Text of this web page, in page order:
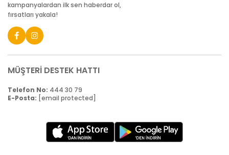
kampanyalardan ilk sen haberdar ol,
fırsatları yakala!
MÜŞTERİ DESTEK HATTI
Telefon No: 444 30 79
E-Posta: [email protected]